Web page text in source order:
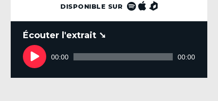
DISPONIBLE SUR
Lecteur
audio
00:00 00:00